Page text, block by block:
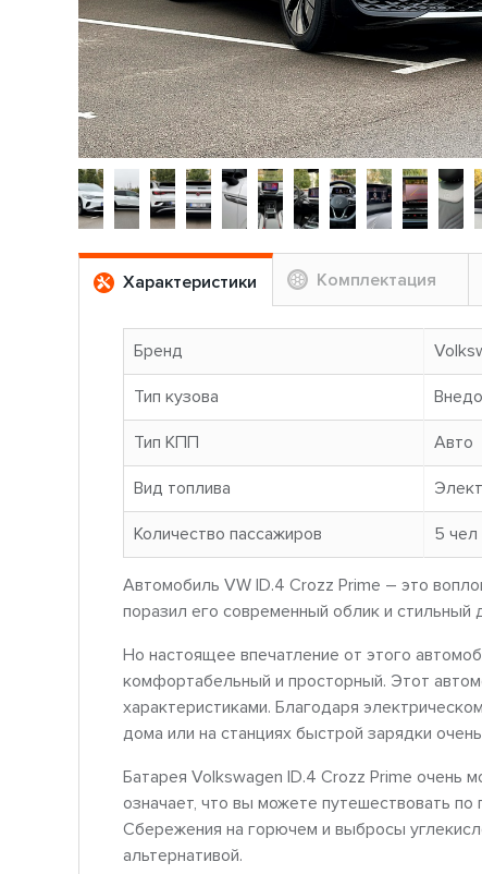
Характеристики Комплектация
Бренд
Тип кузова
Тип КПП Авто
Вид топлива
Количество пассажиров 5 чел
Автомобиль VW ID.4 Crozz Prime – это
поразил его современный облик и
Но настоящее впечатление от этого
комфортабельный и просторный. Этот
характеристиками. Благодаря
дома или на станциях быстрой зарядки
Батарея Volkswagen ID.4 Crozz Prime очень
означает, что вы можете путешествовать
Сбережения на горючем и выбросы
альтернативой.